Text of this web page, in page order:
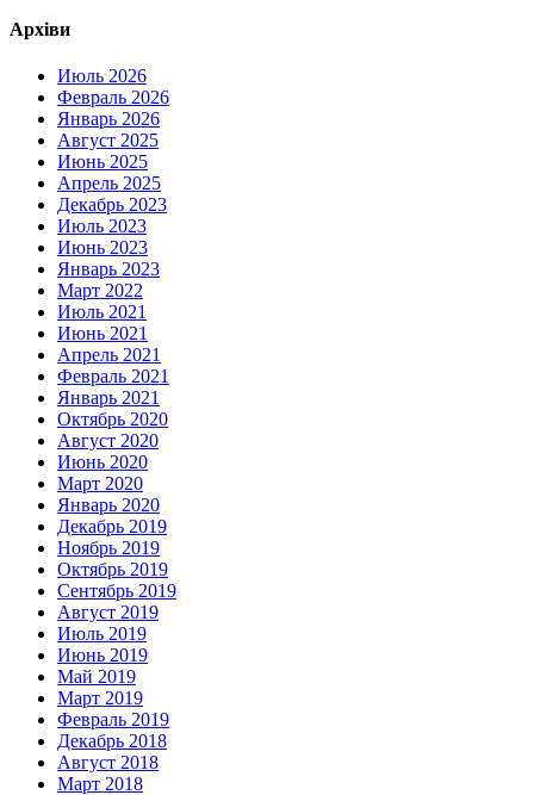
Архіви
Июль 2026
Февраль 2026
Январь 2026
Август 2025
Июнь 2025
Апрель 2025
Декабрь 2023
Июль 2023
Июнь 2023
Январь 2023
Март 2022
Июль 2021
Июнь 2021
Апрель 2021
Февраль 2021
Январь 2021
Октябрь 2020
Август 2020
Июнь 2020
Март 2020
Январь 2020
Декабрь 2019
Ноябрь 2019
Октябрь 2019
Сентябрь 2019
Август 2019
Июль 2019
Июнь 2019
Май 2019
Март 2019
Февраль 2019
Декабрь 2018
Август 2018
Март 2018